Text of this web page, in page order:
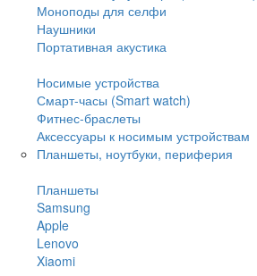
Моноподы для селфи
Наушники
Портативная акустика
Носимые устройства
Смарт-часы (Smart watch)
Фитнес-браслеты
Аксессуары к носимым устройствам
Планшеты, ноутбуки, периферия
Планшеты
Samsung
Apple
Lenovo
Xiaomi